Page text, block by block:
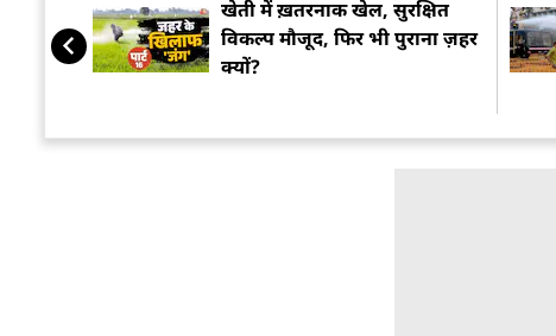
खेती में ख़तरनाक खेल, सुरक्षित
विकल्प मौजूद, फिर भी पुराना ज़हर
क्यों?